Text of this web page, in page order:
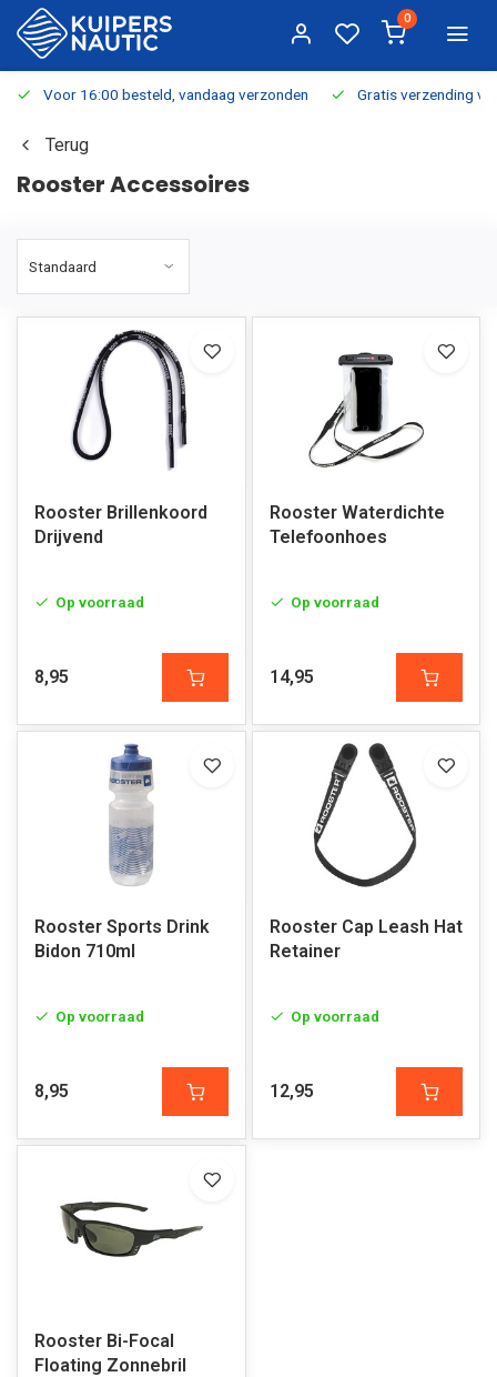
0
Voor 16:00 besteld, vandaag verzonden Gratis verzending
Terug
Rooster Accessoires
Rooster Brillenkoord
Drijvend
Op voorraad
8,95
Rooster Waterdichte
Telefoonhoes
Op voorraad
14,95
Rooster Sports Drink
Bidon 710ml
Op voorraad
8,95
Rooster Cap Leash Hat
Retainer
Op voorraad
12,95
Rooster Bi-Focal
Floating Zonnebril